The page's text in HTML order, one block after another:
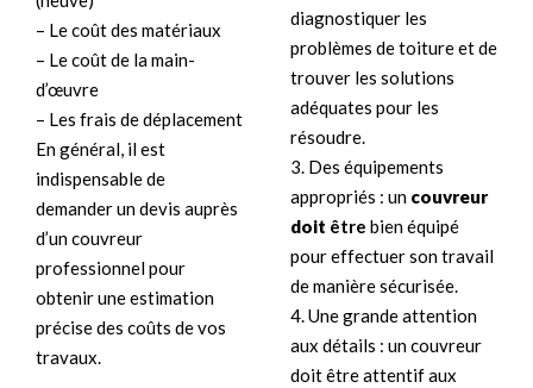
– Le coût des matériaux
– Le coût de la main-
d’œuvre
– Les frais de déplacement
En général, il est
indispensable de
demander un devis auprès
d’un couvreur
professionnel pour
obtenir une estimation
précise des coûts de vos
travaux.
diagnostiquer les
problèmes de toiture et de
trouver les solutions
adéquates pour les
résoudre.
3. Des équipements
appropriés : un couvreur
doit être bien équipé
pour effectuer son travail
de manière sécurisée.
4. Une grande attention
aux détails : un couvreur
doit être attentif aux